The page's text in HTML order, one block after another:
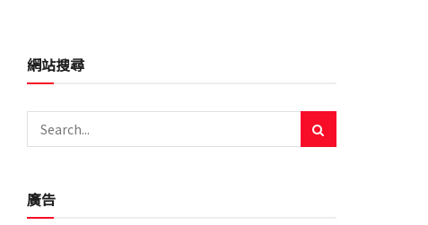
網站搜尋
廣告